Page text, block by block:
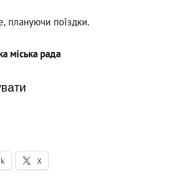
плануючи поїздки.
міська рада
X